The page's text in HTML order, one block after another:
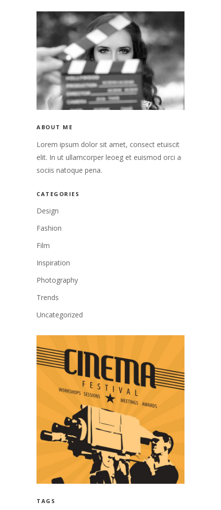
ABOUT ME
Lorem ipsum dolor sit amet, consect etuiscit
elit. In ut ullamcorper leoeg et euismod orci a
sociis natoque pena.
CATEGORIES
Design
Fashion
Film
Inspiration
Photography
Trends
Uncategorized
TAGS